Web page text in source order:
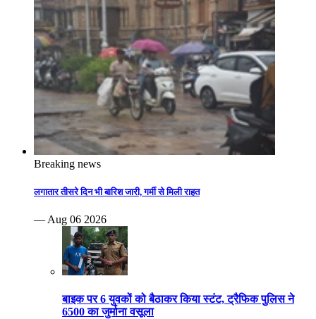
Breaking news
लगातार तीसरे दिन भी बारिश जारी, गर्मी से मिली राहत
— Aug 06 2026
बाइक पर 6 युवकों को बैठाकर किया स्टंट, ट्रैफिक पुलिस ने
6500 का जुर्माना वसूला